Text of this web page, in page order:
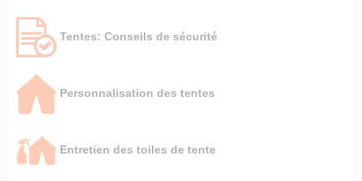
Tentes: Conseils de sécurité
Personnalisation des tentes
Entretien des toiles de tente